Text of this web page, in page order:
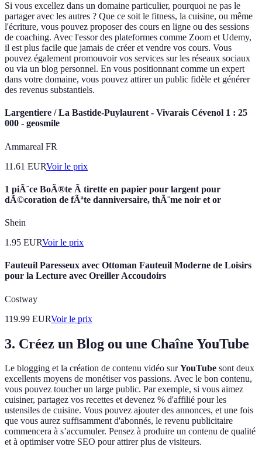
Si vous excellez dans un domaine particulier, pourquoi ne pas le
partager avec les autres ? Que ce soit le fitness, la cuisine, ou même
l'écriture, vous pouvez proposer des cours en ligne ou des sessions
de coaching. Avec l'essor des plateformes comme Zoom et Udemy,
il est plus facile que jamais de créer et vendre vos cours. Vous
pouvez également promouvoir vos services sur les réseaux sociaux
ou via un blog personnel. En vous positionnant comme un expert
dans votre domaine, vous pouvez attirer un public fidèle et générer
des revenus substantiels.
Largentiere / La Bastide-Puylaurent - Vivarais Cévenol 1 : 25
000 - geosmile
Ammareal FR
11.61 EURVoir le prix
1 piÃ¨ce BoÃ®te Ã tirette en papier pour largent pour
dÃ©coration de fÃªte danniversaire, thÃ¨me noir et or
Shein
1.95 EURVoir le prix
Fauteuil Paresseux avec Ottoman Fauteuil Moderne de Loisirs
pour la Lecture avec Oreiller Accoudoirs
Costway
119.99 EURVoir le prix
3. Créez un Blog ou une Chaîne YouTube
Le blogging et la création de contenu vidéo surYouTube sont deux
excellents moyens de monétiser vos passions. Avec le bon contenu,
vous pouvez toucher un large public. Par exemple, si vous aimez
cuisiner, partagez vos recettes et devenez % d'affilié pour les
ustensiles de cuisine. Vous pouvez ajouter des annonces, et une fois
que vous aurez suffisamment d'abonnés, le revenu publicitaire
commencera à s’accumuler. Pensez à produire un contenu de qualité
et à optimiser votre SEO pour attirer plus de visiteurs.